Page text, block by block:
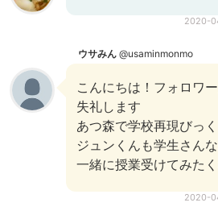
2020-
ウサみん @usaminmonmo
こんにちは！フォロワ
失礼します
あつ森で学校再現びっく
ジュンくんも学生さん
一緒に授業受けてみた
2020-